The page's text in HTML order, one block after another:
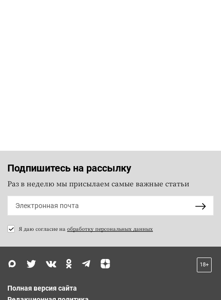
Подпишитесь на рассылку
Раз в неделю мы присылаем самые важные статьи
Я даю согласие на обработку персональных данных
18+
Полная версия сайта